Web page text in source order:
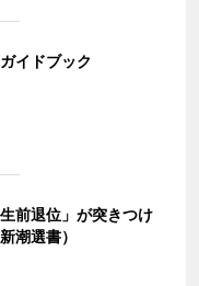
イドブック
前退位」が突きつけ
潮選書）